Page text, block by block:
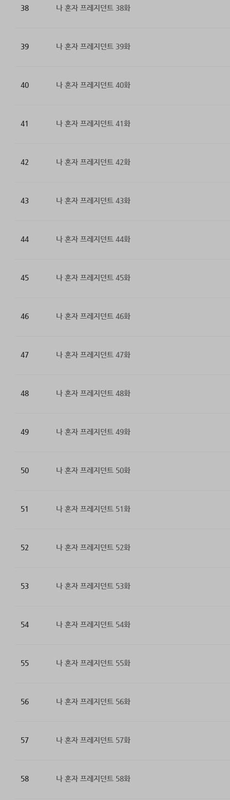
38 나 혼자 프레지던트 38화
39 나 혼자 프레지던트 39화
40 나 혼자 프레지던트 40화
41 나 혼자 프레지던트 41화
42 나 혼자 프레지던트 42화
43 나 혼자 프레지던트 43화
44 나 혼자 프레지던트 44화
45 나 혼자 프레지던트 45화
46 나 혼자 프레지던트 46화
47 나 혼자 프레지던트 47화
48 나 혼자 프레지던트 48화
49 나 혼자 프레지던트 49화
50 나 혼자 프레지던트 50화
51 나 혼자 프레지던트 51화
52 나 혼자 프레지던트 52화
53 나 혼자 프레지던트 53화
54 나 혼자 프레지던트 54화
55 나 혼자 프레지던트 55화
56 나 혼자 프레지던트 56화
57 나 혼자 프레지던트 57화
58 나 혼자 프레지던트 58화